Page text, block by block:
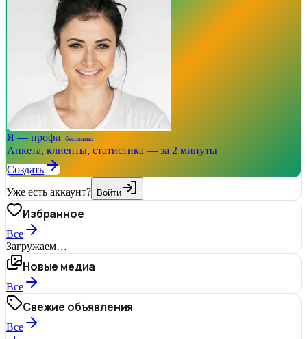
Я — профи бесплатно
Анкета, клиенты, статистика — за 2 минуты
Создать
Уже есть аккаунт? Войти
Избранное
Все
Загружаем…
Новые медиа
Все
Свежие объявления
Все